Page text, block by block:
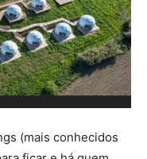
(mais conhecidos